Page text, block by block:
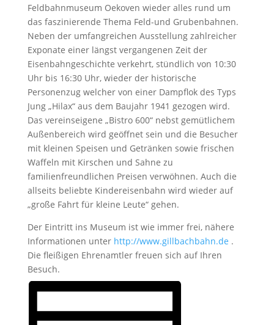
Feldbahnmuseum Oekoven wieder alles rund um
das faszinierende Thema Feld-und Grubenbahnen.
Neben der umfangreichen Ausstellung zahlreicher
Exponate einer längst vergangenen Zeit der
Eisenbahngeschichte verkehrt, stündlich von 10:30
Uhr bis 16:30 Uhr, wieder der historische
Personenzug welcher von einer Dampflok des Typs
Jung „Hilax“ aus dem Baujahr 1941 gezogen wird.
Das vereinseigene „Bistro 600“ nebst gemütlichem
Außenbereich wird geöffnet sein und die Besucher
mit kleinen Speisen und Getränken sowie frischen
Waffeln mit Kirschen und Sahne zu
familienfreundlichen Preisen verwöhnen. Auch die
allseits beliebte Kindereisenbahn wird wieder auf
„große Fahrt für kleine Leute“ gehen.
Der Eintritt ins Museum ist wie immer frei, nähere
Informationen unter http://www.gillbachbahn.de .
Die fleißigen Ehrenamtler freuen sich auf Ihren
Besuch.